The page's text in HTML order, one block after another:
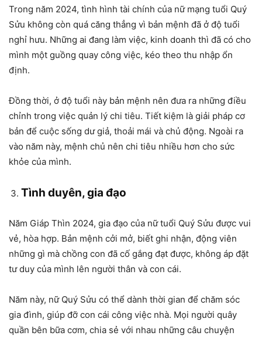
Trong năm 2024, tình hình tài chính của nữ mạng tuổi Quý
Sửu không còn quá căng thẳng vì bản mệnh đã ở độ tuổi
nghỉ hưu. Những ai đang làm việc, kinh doanh thì đã có cho
mình một guồng quay công việc, kéo theo thu nhập ổn
định.
Đồng thời, ở độ tuổi này bản mệnh nên đưa ra những điều
chỉnh trong việc quản lý chi tiêu. Tiết kiệm là giải pháp cơ
bản để cuộc sống dư giả, thoải mái và chủ động. Ngoài ra
vào năm này, mệnh chủ nên chi tiêu nhiều hơn cho sức
khỏe của mình.
Tình duyên, gia đạo
Năm Giáp Thìn 2024, gia đạo của nữ tuổi Quý Sửu được vui
vẻ, hòa hợp. Bản mệnh cởi mở, biết ghi nhận, động viên
những gì mà chồng con đã cố gắng đạt được, không áp đặt
tư duy của mình lên người thân và con cái.
Năm này, nữ Quý Sửu có thể dành thời gian để chăm sóc
gia đình, giúp đỡ con cái công việc nhà. Mọi người quây
quần bên bữa cơm, chia sẻ với nhau những câu chuyện